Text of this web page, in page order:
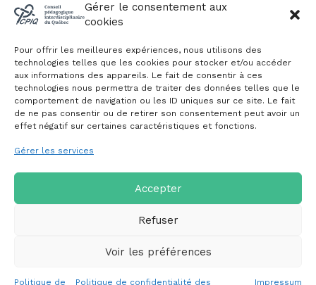
Gérer le consentement aux
cookies
Pour offrir les meilleures expériences, nous utilisons des
technologies telles que les cookies pour stocker et/ou accéder
aux informations des appareils. Le fait de consentir à ces
technologies nous permettra de traiter des données telles que le
comportement de navigation ou les ID uniques sur ce site. Le fait
de ne pas consentir ou de retirer son consentement peut avoir un
effet négatif sur certaines caractéristiques et fonctions.
Gérer les services
Accepter
Refuser
Voir les préférences
Politique de Politique de confidentialité des Impressum
Évènements du CPIQ
Revue
Avis et mémoires
Autres publications
NOUS JOINDRE
Politique de confidentialité des
Politique de cookies (CA)
Copyright © 2026 Conseil pédagogique interdisciplinaire du